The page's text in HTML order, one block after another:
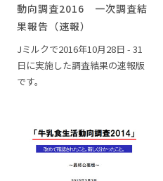
動向調査2016 一次調査結
果報告（速報）
Jミルクで2016年10月28日 - 31
日に実施した調査結果の速報版
です。